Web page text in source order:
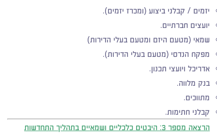
יזמים / קבלני ביצוע (ומכרז יזמים).
יועצים חברתיים.
שמאי (מטעם היזם ומטעם בעלי הדירות)
מפקח הנדסי (מטעם בעלי הדירות).
אדריכל ויועצי תכנון.
בנק מלווה.
מתווכים.
קבלני חתימות.
הרצאה מספר 3:
היבטים כלכליים ושמאיים בתהליך התחדשות